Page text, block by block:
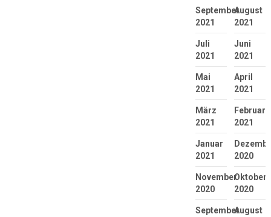
September
2021
August
2021
Juli
2021
Juni
2021
Mai
2021
April
2021
März
2021
Februar
2021
Januar
2021
2020
November
2020
Oktober
2020
SeptemberAugust